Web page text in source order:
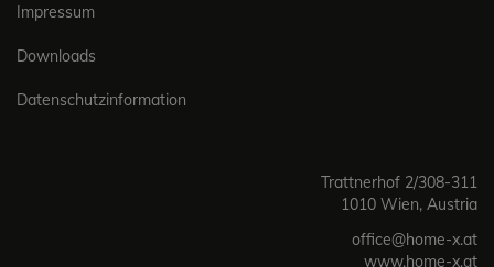
Impressum
Downloads
Datenschutzinformation
Trattnerhof 2/308-311
1010 Wien, Austria
office@home-x.at
www.home-x.at